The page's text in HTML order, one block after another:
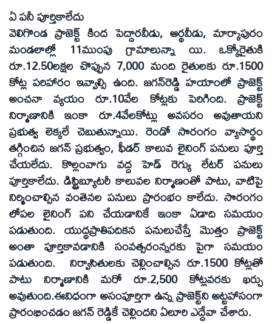
ఏ పనీ పూర్తికాలేదు
వెలిగొండ ప్రాజెక్ట్‌ కింద పెద్దారవీడు, ఆర్థవీడు, మార్కాపురం
మండలాల్లో 11ముంపు గ్రామాలున్నా యి. ఒక్కోరైతుకి
రూ.12.50లక్షల చొప్పున 7,000 మంది రైతులకు రూ.1500
కోట్ల పరిహారం ఇవ్వాల్సి ఉంది. జగన్‌రెడ్డి హయాంలో ప్రాజెక్ట్‌
అంచనా వ్యయం రూ.10వేల కోట్లకు పెరిగింది. ప్రాజెక్ట్‌
నిర్మాణానికి ఇంకా రూ.4వేలకోట్లు అవసరం అవుతాయని
ప్రభుత్వ లెక్కలే చెబుతున్నాయి. రెండో సొరంగం వ్యాసార్థం
తగ్గించిన జగన్‌ ప్రభుత్వం, ఫీడర్‌ కాలువ లైనింగ్‌ పనులు పూర్తి
చేయలేదు. కొల్లంవాగు వద్ద హెడ్‌ రెగ్యు లేటర్‌ పనులు
పూర్తికాలేదు. డిస్ట్రిబ్యూటరీ కాలువల నిర్మాణంతో పాటు, వాటిపై
నిర్మించాల్సిన వంతెనల పనులు ప్రారంభం కాలేదు. సొరంగం
లోపల లైనింగ్‌ పని చేయడానికే ఇంకా ఏడాది సమయం
పడుతుంది. యుద్థప్రాతిపదికన పనులుచేస్తే మొత్తం ప్రాజెక్ట్‌
అంతా పూర్తికావడానికి సంవత్సరంన్నరకు పైగా సమయం
పడుతుంది. నిర్వాసితులకు చెల్లించాల్సిన రూ.1500 కోట్లతో
పాటు నిర్మాణానికి మరో రూ.2,500 కోట్లవరకు ఖర్చు
అవుతుంది.ఈవిధంగా అసంపూర్తిగా ఉన్న ప్రాజెక్ట్‌ని అట్టహాసంగా
ప్రారంభించడం జగన్‌ రెడ్డికే చెల్లిందని ఏలూరి ఎద్దేవా చేశారు.